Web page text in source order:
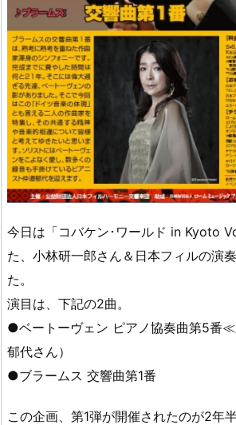
今日は「コバケン･ワールド in Kyoto
た、小林研一郎さん＆日本フィルの演
た。
演目は、下記の2曲。
●ベートーヴェン ピアノ協奏曲第5番
郁代さん）
●ブラームス 交響曲第1番
この企画、第1弾が開催されたのが2年